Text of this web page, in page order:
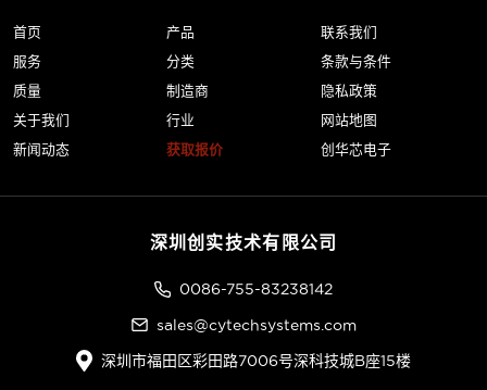
首页
服务
质量
关于我们
新闻动态
产品
分类
制造商
行业
获取报价
联系我们
条款与条件
隐私政策
网站地图
创华芯电子
深圳创实技术有限公司
0086-755-83238142
sales@cytechsystems.com
深圳市福田区彩田路7006号深科技城B座15楼